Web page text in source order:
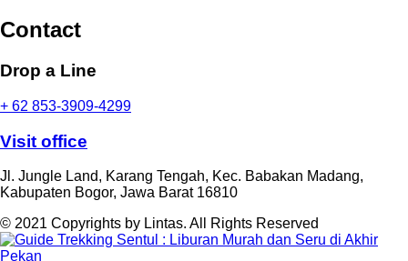
Contact
Drop a Line
+ 62 853-3909-4299
Visit office
Jl. Jungle Land, Karang Tengah, Kec. Babakan Madang,
Kabupaten Bogor, Jawa Barat 16810
© 2021 Copyrights by Lintas. All Rights Reserved